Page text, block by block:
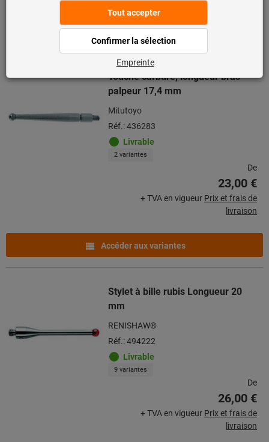
Accéder aux variantes
Touche carbure, longueur bras
palpeur 17,4 mm
Mitutoyo
Réf.: 436283
Livrable
2 variantes
De
23,00 €
+ TVA en vigueur Prix et frais de
livraison
Accéder aux variantes
Stylet à bille rubis Longueur 20
mm
RENISHAW®
Réf.: 494222
Livrable
9 variantes
De
26,00 €
+ TVA en vigueur Prix et frais de
livraison